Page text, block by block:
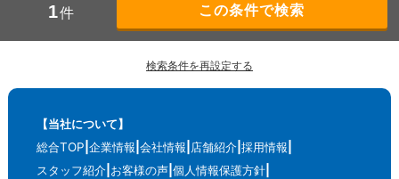
1件
検索条件を再設定する
【当社について】
総合TOP 企業情報 会社情報 店舗紹介 採用情報
スタッフ紹介 お客様の声 個人情報保護方針